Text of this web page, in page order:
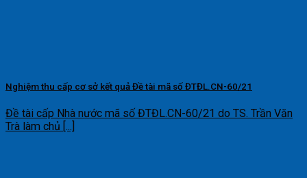
Nghiệm thu cấp cơ sở kết quả Đề tài mã số ĐTĐL.CN-60/21
Đề tài cấp Nhà nước mã số ĐTĐL.CN-60/21 do TS. Trần Văn
Trà làm chủ [...]